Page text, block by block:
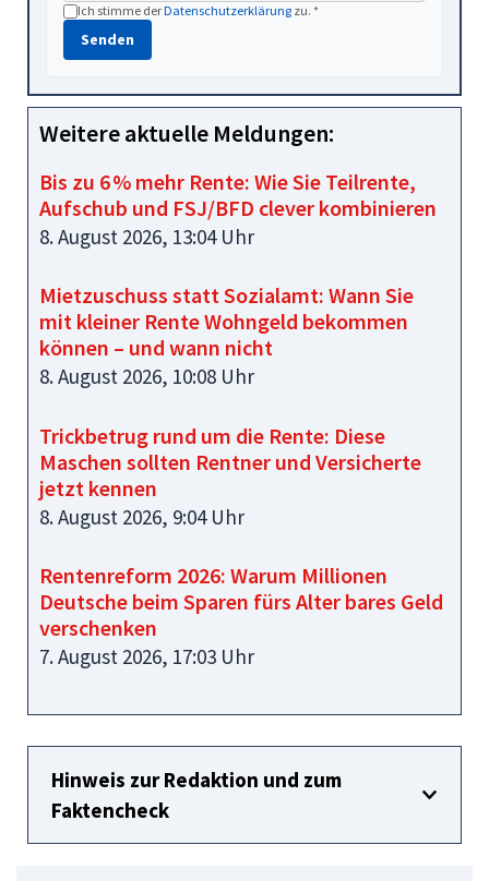
Ich stimme derDatenschutzerklärung zu. *
Senden
Weitere aktuelle Meldungen:
Bis zu 6 % mehr Rente: Wie Sie Teilrente,
Aufschub und FSJ/BFD clever kombinieren
8. August 2026, 13:04 Uhr
Mietzuschuss statt Sozialamt: Wann Sie
mit kleiner Rente Wohngeld bekommen
können – und wann nicht
8. August 2026, 10:08 Uhr
Trickbetrug rund um die Rente: Diese
Maschen sollten Rentner und Versicherte
jetzt kennen
8. August 2026, 9:04 Uhr
Rentenreform 2026: Warum Millionen
Deutsche beim Sparen fürs Alter bares Geld
verschenken
7. August 2026, 17:03 Uhr
Hinweis zur Redaktion und zum
Faktencheck